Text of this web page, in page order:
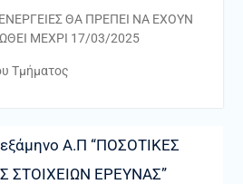
ΘΑ ΠΡΕΠΕΙ ΝΑ ΕΧΟΥΝ
ΜΕΧΡΙ 17/03/2025
Τμήματος
Α.Π “ΠΟΣΟΤΙΚΕΣ
ΕΡΕΥΝΑΣ”